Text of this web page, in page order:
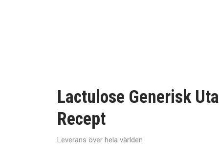
Lactulose Generisk
Recept
Leverans över hela världen